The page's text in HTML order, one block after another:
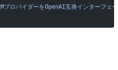
ロバイダーをOpenAI互換インターフェ